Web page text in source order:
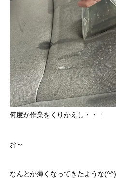
何度か作業をくりかえし・・・
お～
なんとか薄くなってきたような(^^)